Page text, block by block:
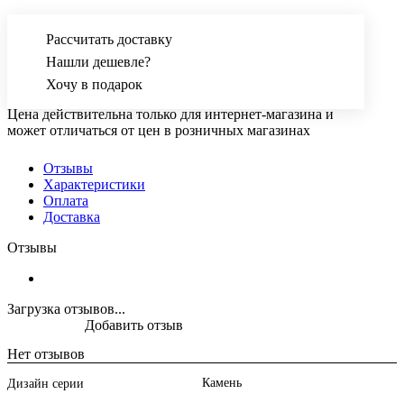
Рассчитать доставку
Нашли дешевле?
Хочу в подарок
Цена действительна только для интернет-магазина и
может отличаться от цен в розничных магазинах
Отзывы
Характеристики
Оплата
Доставка
Отзывы
Загрузка отзывов...
Нет отзывов
Добавить отзыв
Дизайн серии Камень